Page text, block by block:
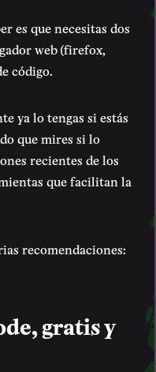
es que necesitas dos
web (firefox,
código.
ya lo tengas si estás
que mires si lo
recientes de los
que facilitan la
recomendaciones:
gratis y